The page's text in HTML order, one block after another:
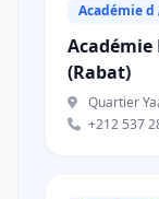
Académie
(Rabat)
Quartier
+212 537